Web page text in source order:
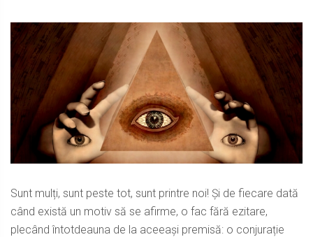
Sunt mulți, sunt peste tot, sunt printre noi! Și de fiecare dată
când există un motiv să se afirme, o fac fără ezitare,
plecând întotdeauna de la aceeași premisă: o conjurație